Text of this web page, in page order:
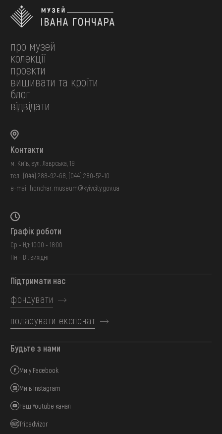
про музей
колекції
проєкти
вишивати та кроїти
блог
відвідати
Контакти
м. Київ, вул. Лаврська, 19
тел.: (044) 288-92-68 (044) 280-52-10
e-mail: honchar.museum@kyivcity.gov.ua
Графік роботи
Ср - Нд: 10:00 - 18:00
Пн - Вт: вихідні
Підтримати нас
фондувати
подарувати експонат
Будьте з нами
Ми у Facebook
Ми в Instagram
Наш Youtube канал
Tripadvizor